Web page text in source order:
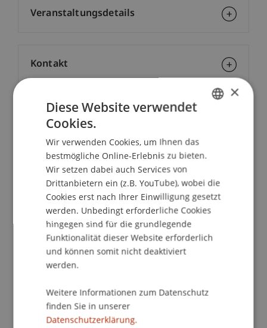
School/Professur:
Architektur
Quo Vadis ist eine Informationsveranstaltung für
Architekturstudierende um sich umfassend mit
allen Möglichkeiten und Wegen zu beschäftigen,
die nach dem Studium offen stehen und sich
eingehend zu informieren:
Dazu finden Präsentationen der weiterführenden
Präsentationen von Arbeitgebern in der Region
und Alumni statt. Dadurch können Kontakte
geknüpft werden und es wird Raum für einen
Veranstaltungsdetails
Kontakt
×
Diese Website verwendet
Cookies.
Wir verwenden Cookies, um Ihnen das
bestmögliche Online-Erlebnis zu bieten.
Wir setzen dabei auch Services von
Drittanbietern ein (z.B. YouTube), wobei die
Cookies erst nach Ihrer Einwilligung gesetzt
werden. Unbedingt erforderliche Cookies
hingegen sind für die grundlegende
Funktionalität dieser Website erforderlich
und können somit nicht deaktiviert
werden.
Weitere Informationen zum Datenschutz
finden Sie in unserer
Datenschutzerklärung.